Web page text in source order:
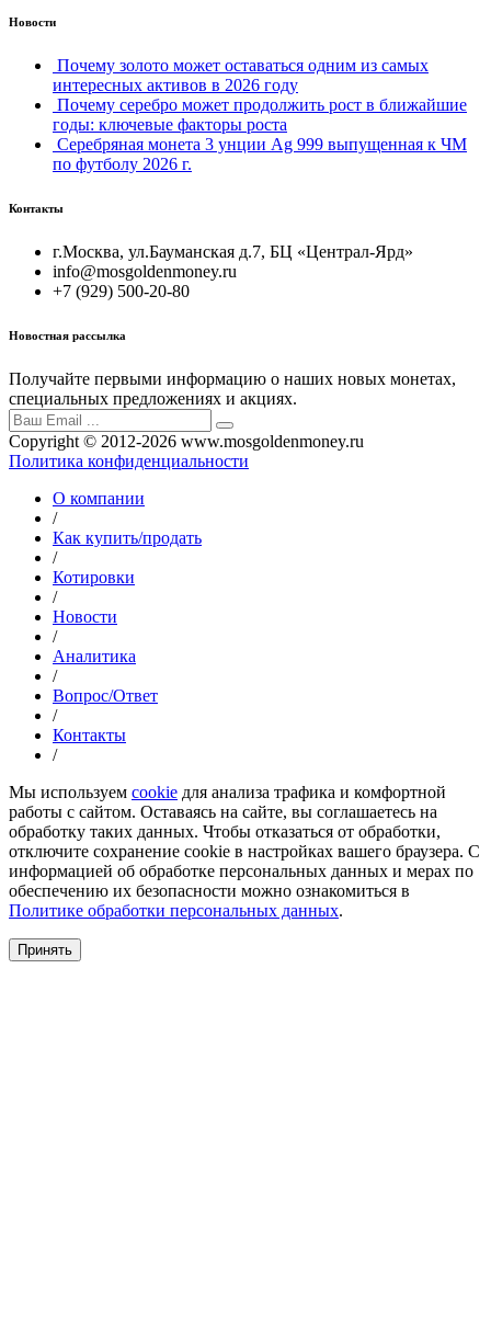
Новости
Почему золото может оставаться одним из самых
интересных активов в 2026 году
Почему серебро может продолжить рост в ближайшие
годы: ключевые факторы роста
Серебряная монета 3 унции Ag 999 выпущенная к ЧМ
по футболу 2026 г.
Контакты
г.Москва, ул.Бауманская д.7, БЦ «Централ-Ярд»
info@mosgoldenmoney.ru
+7 (929) 500-20-80
Новостная рассылка
Получайте первыми информацию о наших новых монетах,
специальных предложениях и акциях.
Copyright © 2012-2026 www.mosgoldenmoney.ru
Политика конфиденциальности
О компании
/
Как купить/продать
/
Котировки
/
Новости
/
Аналитика
/
Вопрос/Ответ
/
Контакты
/
Мы используем cookie для анализа трафика и комфортной
работы с сайтом. Оставаясь на сайте, вы соглашаетесь на
обработку таких данных. Чтобы отказаться от обработки,
отключите сохранение cookie в настройках вашего браузера. С
информацией об обработке персональных данных и мерах по
обеспечению их безопасности можно ознакомиться в
Политике обработки персональных данных.
Принять